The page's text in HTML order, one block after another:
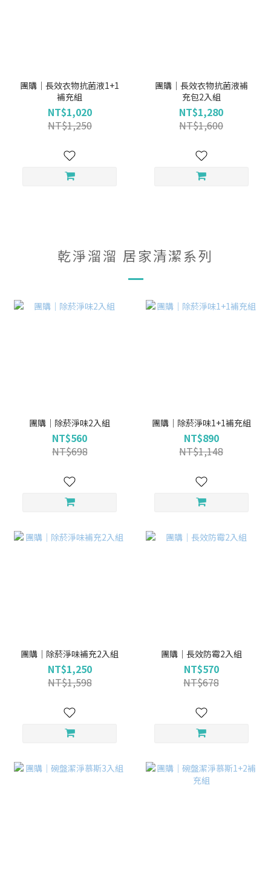
團購｜長效衣物抗菌液1+1
補充組
NT$1,020
NT$1,250
團購｜長效衣物抗菌液補
充包2入組
NT$1,280
NT$1,600
乾淨溜溜 居家清潔系列
團購｜除菸淨味2入組
NT$560
NT$698
團購｜除菸淨味1+1補充組
NT$890
NT$1,148
團購｜除菸淨味補充2入組
NT$1,250
NT$1,598
團購｜長效防霉2入組
NT$570
NT$678